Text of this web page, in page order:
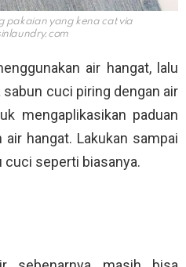
pakaian yang kena cat via
air hangat, lalu
cuci piring dengan air
mengaplikasikan paduan
hangat. Lakukan sampai
cuci seperti biasanya.